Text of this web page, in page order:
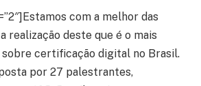
com a melhor das
realização deste que é o mais
certificação digital no Brasil.
por 27 palestrantes,